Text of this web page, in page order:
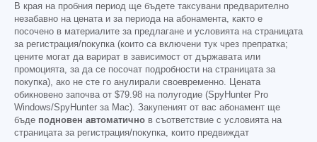
В края на пробния период ще бъдете таксувани предварително
незабавно на цената и за периода на абонамента, както е
посочено в материалите за предлагане и условията на страницата
за регистрация/покупка (които са включени тук чрез препратка;
цените могат да варират в зависимост от държавата или
промоцията, за да се посочат подробности на страницата за
покупка), ако не сте го анулирали своевременно. Цената
обикновено започва от $79.98 на полугодие (SpyHunter Pro
Windows/SpyHunter за Mac). Закупеният от вас абонамент ще
бъде подновен автоматично в съответствие с условията на
страницата за регистрация/покупка, които предвиждат